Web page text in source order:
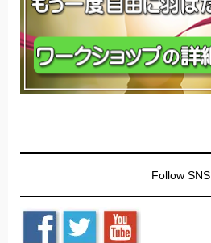
Follow SNS